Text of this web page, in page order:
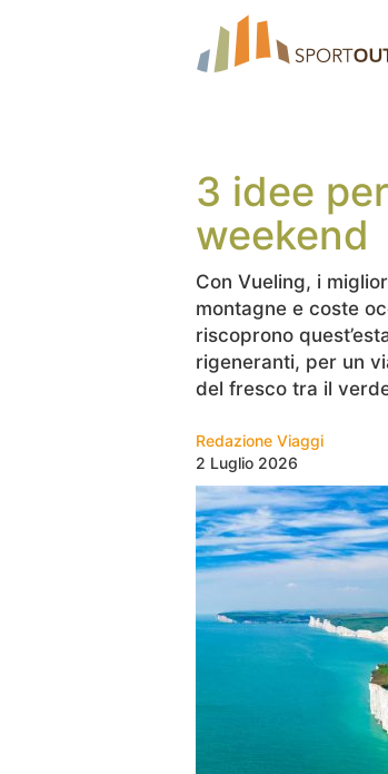
3 idee
weekend
Con Vueling, i
montagne e coste
riscoprono
rigeneranti, per un
del fresco tra il
Redazione Viaggi
2 Luglio 2026